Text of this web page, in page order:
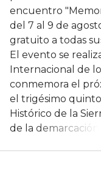
encuentro
del 7 al 9 de
gratuito a todas
El evento se
Internacional de
conmemora el
el trigésimo
Histórico de la
de la demarcación.